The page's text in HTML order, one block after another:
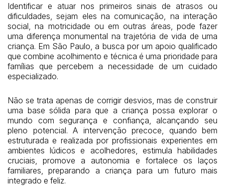
Identificar e atuar nos primeiros sinais de atrasos ou
dificuldades, sejam eles na comunicação, na interação
social, na motricidade ou em outras áreas, pode fazer
uma diferença monumental na trajetória de vida de uma
criança. Em São Paulo, a busca por um apoio qualificado
que combine acolhimento e técnica é uma prioridade para
famílias que percebem a necessidade de um cuidado
especializado.
Não se trata apenas de corrigir desvios, mas de construir
uma base sólida para que a criança possa explorar o
mundo com segurança e confiança, alcançando seu
pleno potencial. A intervenção precoce, quando bem
estruturada e realizada por profissionais experientes em
ambientes lúdicos e acolhedores, estimula habilidades
cruciais, promove a autonomia e fortalece os laços
familiares, preparando a criança para um futuro mais
integrado e feliz.